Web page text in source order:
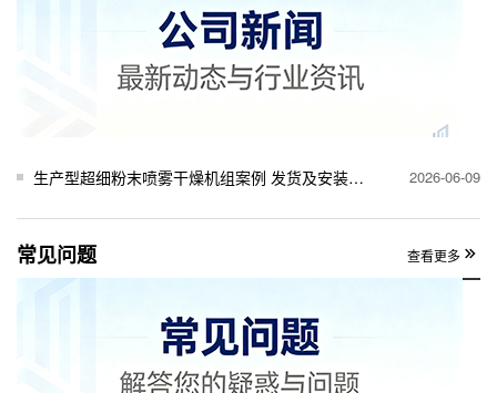
生产型超细粉末喷雾干燥机组案例 发货及安装完工 2026-06-09
常见问题 查看更多